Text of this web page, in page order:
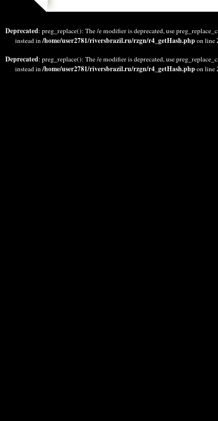
Deprecated: preg_replace(): The /e modifier is deprecated, use
instead in/home/user2781/riversbrazil.ru/rzgn/r4_getHash.php on line
Deprecated: preg_replace(): The /e modifier is deprecated, use
instead in/home/user2781/riversbrazil.ru/rzgn/r4_getHash.php on line